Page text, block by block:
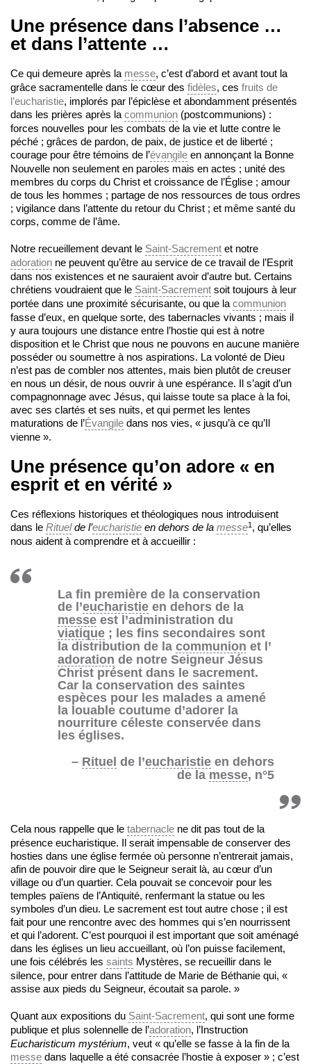
Une présence dans l’absence …
et dans l’attente …
Ce qui demeure après la messe, c’est d’abord et avant tout la
grâce sacramentelle dans le cœur des fidèles, ces fruits de
l’eucharistie, implorés par l’épiclèse et abondamment présentés
dans les prières après la communion (postcommunions) :
forces nouvelles pour les combats de la vie et lutte contre le
péché ; grâces de pardon, de paix, de justice et de liberté ;
courage pour être témoins de l’évangile en annonçant la Bonne
Nouvelle non seulement en paroles mais en actes ; unité des
membres du corps du Christ et croissance de l’Église ; amour
de tous les hommes ; partage de nos ressources de tous ordres
; vigilance dans l’attente du retour du Christ ; et même santé du
corps, comme de l’âme.
Notre recueillement devant le Saint-Sacrement et notre
adoration ne peuvent qu’être au service de ce travail de l’Esprit
dans nos existences et ne sauraient avoir d’autre but. Certains
chrétiens voudraient que le Saint-Sacrement soit toujours à leur
portée dans une proximité sécurisante, ou que la communion
fasse d’eux, en quelque sorte, des tabernacles vivants ; mais il
y aura toujours une distance entre l’hostie qui est à notre
disposition et le Christ que nous ne pouvons en aucune manière
posséder ou soumettre à nos aspirations. La volonté de Dieu
n’est pas de combler nos attentes, mais bien plutôt de creuser
en nous un désir, de nous ouvrir à une espérance. Il s’agit d’un
compagnonnage avec Jésus, qui laisse toute sa place à la foi,
avec ses clartés et ses nuits, et qui permet les lentes
maturations de l’Évangile dans nos vies, « jusqu’à ce qu’Il
vienne ».
Une présence qu’on adore « en
esprit et en vérité »
Ces réflexions historiques et théologiques nous introduisent
dans le Rituelde l’eucharistie en dehors de la messe1 , qu’elles
nous aident à comprendre et à accueillir :
La fin première de la conservation
de l’eucharistie en dehors de la
messe est l’administration du
viatique ; les fins secondaires sont
la distribution de la communion et l’
adoration de notre Seigneur Jésus
Christ présent dans le sacrement.
Car la conservation des saintes
espèces pour les malades a amené
la louable coutume d’adorer la
nourriture céleste conservée dans
les églises.
– Rituel de l’eucharistie en dehors
de la messe, n°5
Cela nous rappelle que le tabernacle ne dit pas tout de la
présence eucharistique. Il serait impensable de conserver des
hosties dans une église fermée où personne n’entrerait jamais,
afin de pouvoir dire que le Seigneur serait là, au cœur d’un
village ou d’un quartier. Cela pouvait se concevoir pour les
temples païens de l’Antiquité, renfermant la statue ou les
symboles d’un dieu. Le sacrement est tout autre chose ; il est
fait pour une rencontre avec des hommes qui s’en nourrissent
et qui l’adorent. C’est pourquoi il est important que soit aménagé
dans les églises un lieu accueillant, où l’on puisse facilement,
une fois célébrés les saints Mystères, se recueillir dans le
silence, pour entrer dans l’attitude de Marie de Béthanie qui, «
assise aux pieds du Seigneur, écoutait sa parole. »
Quant aux expositions du Saint-Sacrement, qui sont une forme
publique et plus solennelle de l’adoration, l’Instruction
Eucharisticum mystérium, veut « qu’elle se fasse à la fin de la
messe dans laquelle a été consacrée l’hostie à exposer » ; c’est